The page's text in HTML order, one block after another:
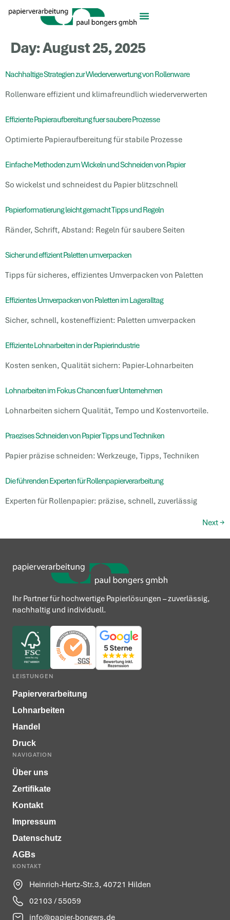
Day:August 25, 2025
Nachhaltige Strategien zur Wiederverwertung von Rollenware
Rollenware effizient und klimafreundlich wiederverwerten
Effiziente Papieraufbereitung fuer saubere Prozesse
Optimierte Papieraufbereitung für stabile Prozesse
Einfache Methoden zum Wickeln und Schneiden von Papier
So wickelst und schneidest du Papier blitzschnell
Papierformatierung leicht gemacht Tipps und Regeln
Ränder, Schrift, Abstand: Regeln für saubere Seiten
Sicher und effizient Paletten umverpacken
Tipps für sicheres, effizientes Umverpacken von Paletten
Effizientes Umverpacken von Paletten im Lageralltag
Sicher, schnell, kosteneffizient: Paletten umverpacken
Effiziente Lohnarbeiten in der Papierindustrie
Kosten senken, Qualität sichern: Papier-Lohnarbeiten
Lohnarbeiten im Fokus Chancen fuer Unternehmen
Lohnarbeiten sichern Qualität, Tempo und Kostenvorteile.
Praezises Schneiden von Papier Tipps und Techniken
Papier präzise schneiden: Werkzeuge, Tipps, Techniken
Die führenden Experten für Rollenpapierverarbeitung
Experten für Rollenpapier: präzise, schnell, zuverlässig
Next→
Ihr Partner für hochwertige Papierlösungen – zuverlässig,
nachhaltig und individuell.
LEISTUNGEN
Papierverarbeitung
Lohnarbeiten
Handel
Druck
NAVIGATION
Über uns
Zertifikate
Kontakt
Impressum
Datenschutz
AGBs
KONTAKT
Heinrich-Hertz-Str.3, 40721 Hilden
02103 / 55059
info@papier-bongers.de